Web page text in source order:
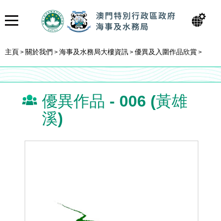
主頁 > 關於我們 > 海事及水務局大樓資訊 > 優異及入圍作品欣賞 >
優異作品 - 006 (黃雄
溪)